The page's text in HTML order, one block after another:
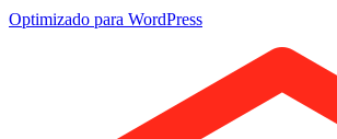
Optimizado para WordPress